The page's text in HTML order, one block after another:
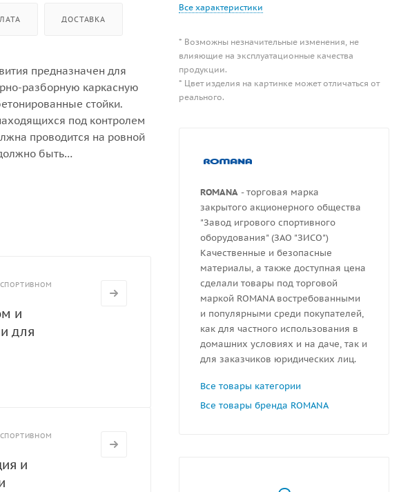
ДОСТАВКА
предназначен для
разборную каркасную
стойки.
под контролем
проводится на ровной
быть
и
для
и
Все характеристики
* Возможны незначительные изменения, не
влияющие на эксплуатационные качества
продукции.
* Цвет изделия на картинке может отличаться от
реального.
ROMANA - торговая марка
закрытого акционерного общества
"Завод игрового спортивного
оборудования" (ЗАО "ЗИСО")
Качественные и безопасные
материалы, а также доступная цена
сделали товары под торговой
маркой ROMANA востребованными
и популярными среди покупателей,
как для частного использования в
домашних условиях и на даче, так и
для заказчиков юридических лиц.
Все товары категории
Все товары бренда ROMANA